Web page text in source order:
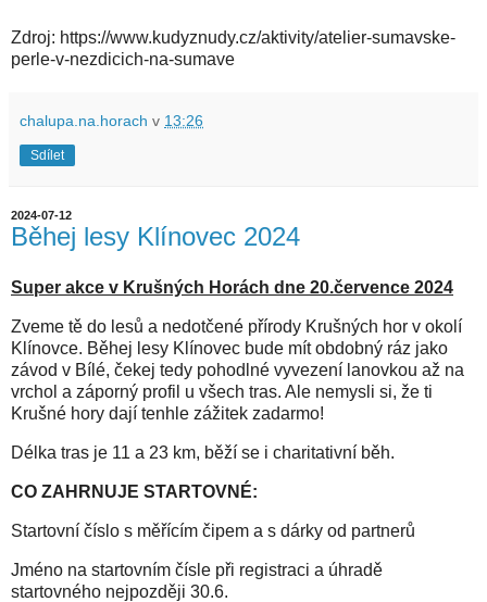
Zdroj: https://www.kudyznudy.cz/aktivity/atelier-sumavske-
perle-v-nezdicich-na-sumave
chalupa.na.horach v 13:26
Sdílet
2024-07-12
Běhej lesy Klínovec 2024
Super akce v Krušných Horách dne 20.července 2024
Zveme tě do lesů a nedotčené přírody Krušných hor v okolí
Klínovce. Běhej lesy Klínovec bude mít obdobný ráz jako
závod v Bílé, čekej tedy pohodlné vyvezení lanovkou až na
vrchol a záporný profil u všech tras. Ale nemysli si, že ti
Krušné hory dají tenhle zážitek zadarmo!
Délka tras je 11 a 23 km, běží se i charitativní běh.
CO ZAHRNUJE STARTOVNÉ:
Startovní číslo s měřícím čipem a s dárky od partnerů
Jméno na startovním čísle při registraci a úhradě
startovného nejpozději 30.6.